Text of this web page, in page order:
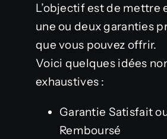
L’objectif est de mettre
une ou deux garanties
que vous pouvez offrir.
Voici quelques idées
exhaustives :
Garantie Satisfait
Remboursé